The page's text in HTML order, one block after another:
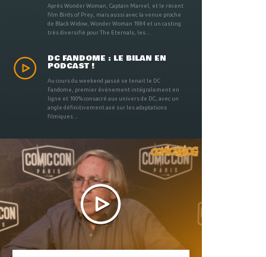
Après Wonder Woman, Captain Marvel, et le récent
film Birds of Prey, mais aussi avec la venue proche
de Black Widow, Wonder Woman 1984 et un casting
très diversifié pour The Eternals, les ...
DC FANDOME : LE BILAN EN
PODCAST !
Au cours du weekend passé se tenait le DC
Fandome, premier évènement intégralement en
ligne et 100% consacré aux univers de DC, avec un
angle définitivement axé sur les adaptations
filmiques ...